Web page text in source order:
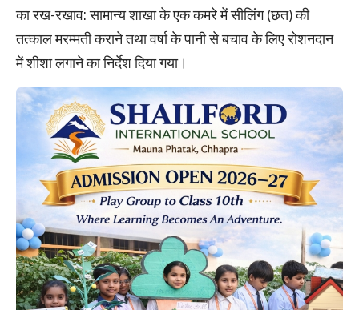
का रख-रखाव: सामान्य शाखा के एक कमरे में सीलिंग (छत) की
तत्काल मरम्मती कराने तथा वर्षा के पानी से बचाव के लिए रोशनदान
में शीशा लगाने का निर्देश दिया गया।